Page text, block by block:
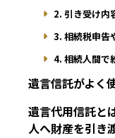
2. 引き受け内
3. 相続税申告
4. 相続人間で
遺言信託がよく
遺言代用信託と
人へ財産を引き